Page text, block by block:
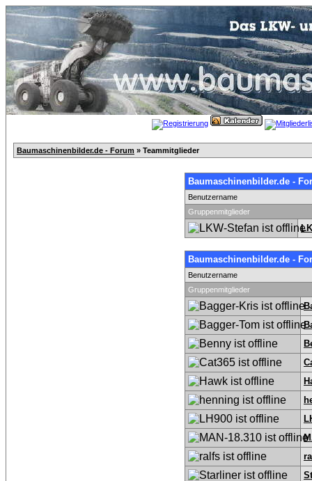
Baumaschinenbilder.de - Forum » Teammitglieder
Baumaschinenbilder.de -
Benutzername
Gruppenmitglieder
Baumaschinenbilder.de -
Benutzername
Gruppenmitglieder